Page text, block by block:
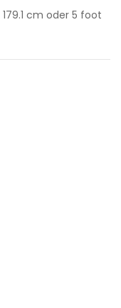
179.1 cm oder 5 foot